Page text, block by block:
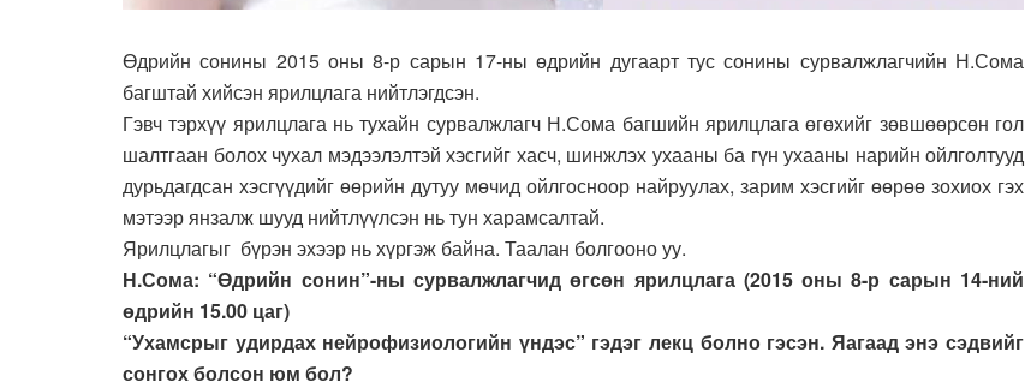
Өдрийн сонины 2015 оны 8-р сарын 17-ны өдрийн дугаарт тус сонины сурвалжлагчийн Н.Сома
багштай хийсэн ярилцлага нийтлэгдсэн.
Гэвч тэрхүү ярилцлага нь тухайн сурвалжлагч Н.Сома багшийн ярилцлага өгөхийг зөвшөөрсөн гол
шалтгаан болох чухал мэдээлэлтэй хэсгийг хасч, шинжлэх ухааны ба гүн ухааны нарийн ойлголтууд
дурьдагдсан хэсгүүдийг өөрийн дутуу мөчид ойлгосноор найруулах, зарим хэсгийг өөрөө зохиох гэх
мэтээр янзалж шууд нийтлүүлсэн нь тун харамсалтай.
Ярилцлагыг бүрэн эхээр нь хүргэж байна. Таалан болгооно уу.
Н.Сома: “Өдрийн сонин”-ны сурвалжлагчид өгсөн ярилцлага (2015 оны 8-р сарын 14-ний
өдрийн 15.00 цаг)
“Ухамсрыг удирдах нейрофизиологийн үндэс” гэдэг лекц болно гэсэн. Яагаад энэ сэдвийг
сонгох болсон юм бол?